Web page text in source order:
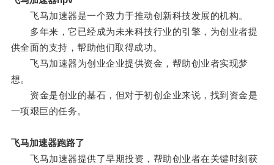
飞马加速器是一个致力于推动创新科技发展的机构。
多年来，它已经成为未来科技行业的引擎，为创业者提
供全面的支持，帮助他们取得成功。
飞马加速器为创业企业提供资金，帮助创业者实现梦
想。
资金是创业的基石，但对于初创企业来说，找到资金是
一项艰巨的任务。
飞马加速器跑路了
飞马加速器提供了早期投资，帮助创业者在关键时刻获